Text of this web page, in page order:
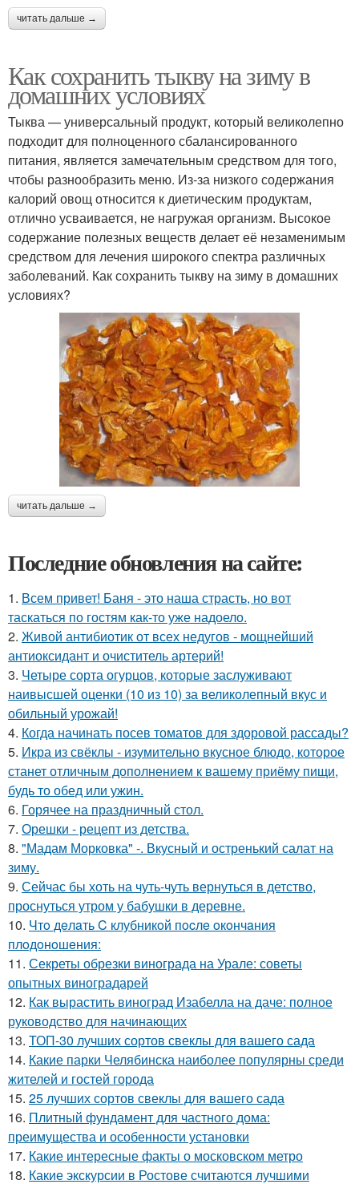
читать дальше →
Как сохранить тыкву на зиму в
домашних условиях
Тыква — универсальный продукт, который великолепно
подходит для полноценного сбалансированного
питания, является замечательным средством для того,
чтобы разнообразить меню. Из-за низкого содержания
калорий овощ относится к диетическим продуктам,
отлично усваивается, не нагружая организм. Высокое
содержание полезных веществ делает её незаменимым
средством для лечения широкого спектра различных
заболеваний. Как сохранить тыкву на зиму в домашних
условиях?
читать дальше →
Последние обновления на сайте:
1. Всем привет! Баня - это наша страсть, но вот
таскаться по гостям как-то уже надоело.
2. Живой антибиотик от всех недугов - мощнейший
антиоксидант и очиститель артерий!
3. Четыре сорта огурцов, которые заслуживают
наивысшей оценки (10 из 10) за великолепный вкус и
обильный урожай!
4. Когда начинать посев томатов для здоровой рассады?
5. Икра из свёклы - изумительно вкусное блюдо, которое
станет отличным дополнением к вашему приёму пищи,
будь то обед или ужин.
6. Горячее на праздничный стол.
7. Орешки - рецепт из детства.
8. "Мадам Морковка" -. Вкусный и остренький салат на
зиму.
9. Сейчас бы хоть на чуть-чуть вернуться в детство,
проснуться утром у бабушки в деревне.
10. Чтo дeлaть C клубникoй пocлe oкoнчaния
плoдoнoшeния:
11. Секреты обрезки винограда на Урале: советы
опытных виноградарей
12. Как вырастить виноград Изабелла на даче: полное
руководство для начинающих
13. ТОП-30 лучших сортов свеклы для вашего сада
14. Какие парки Челябинска наиболее популярны среди
жителей и гостей города
15. 25 лучших сортов свеклы для вашего сада
16. Плитный фундамент для частного дома:
преимущества и особенности установки
17. Какие интересные факты о московском метро
18. Какие экскурсии в Ростове считаются лучшими